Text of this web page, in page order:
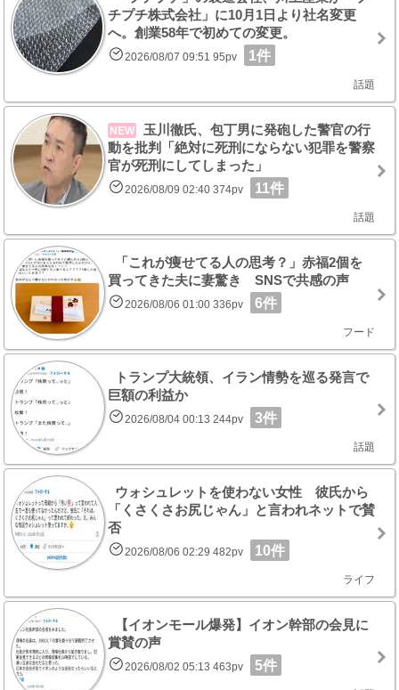
チプチ株式会社」に10月1日より社名変更
へ。創業58年で初めての変更。
2026/08/07 09:51 95pv 1件
話題
NEW
玉川徹氏、包丁男に発砲した警官の行
動を批判「絶対に死刑にならない犯罪を警察
官が死刑にしてしまった」
2026/08/09 02:40 374pv 11件
話題
「これが痩せてる人の思考？」赤福2個を
買ってきた夫に妻驚き SNSで共感の声
2026/08/06 01:00 336pv 6件
フード
トランプ大統領、イラン情勢を巡る発言で
巨額の利益か
2026/08/04 00:13 244pv 3件
話題
ウォシュレットを使わない女性 彼氏から
「くさくさお尻じゃん」と言われネットで賛
否
2026/08/06 02:29 482pv 10件
ライフ
【イオンモール爆発】イオン幹部の会見に
賞賛の声
2026/08/02 05:13 463pv 5件